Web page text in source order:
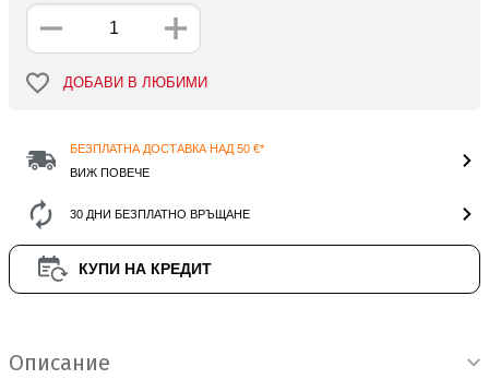
ДОБАВИ В ЛЮБИМИ
БЕЗПЛАТНА ДОСТАВКА НАД 50 €*
ВИЖ ПОВЕЧЕ
30 ДНИ БЕЗПЛАТНО ВРЪЩАНЕ
КУПИ НА КРЕДИТ
Описание